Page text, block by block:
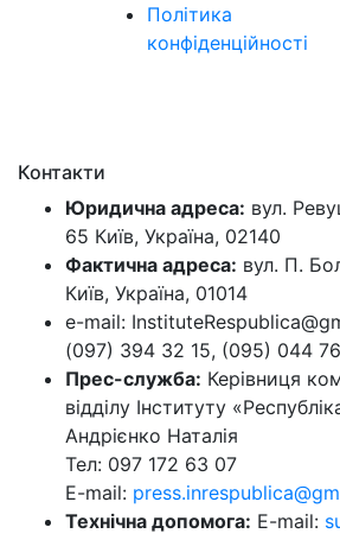
Політика
конфіденційності
Контакти
Юридична адреса: вул.
65 Київ, Україна, 02140
Фактична адреса: вул. П.
Київ, Україна, 01014
e-mail:
(097) 394 32 15, (095) 044
Прес-служба: Керівниця
відділу Інституту
Андрієнко Наталія
Тел: 097 172 63 07
E-mail:
Технічна допомога: E-mail: